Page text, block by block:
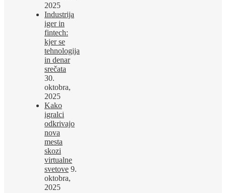
2025
Industrija
iger in
fintech:
kjer se
tehnologija
in denar
srečata
30.
oktobra,
2025
Kako
igralci
odkrivajo
nova
mesta
skozi
virtualne
svetove 9.
oktobra,
2025